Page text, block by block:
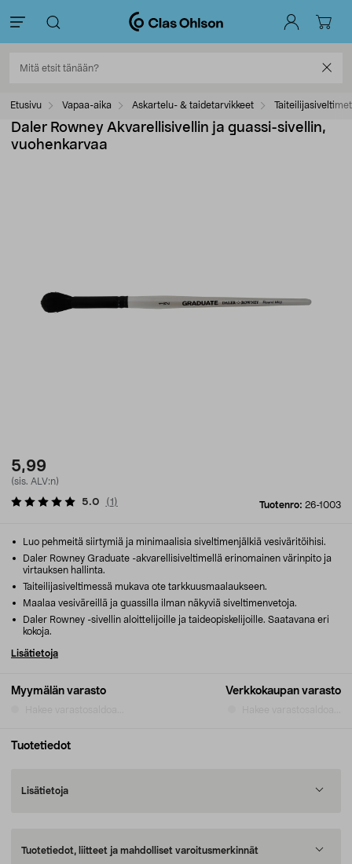
Etusivu Vapaa-aika Askartelu- & taidetarvikkeet Taiteilijasiveltimet
Daler Rowney Akvarellisivellin ja guassi-sivellin,
vuohenkarvaa
5,99
(sis. ALV:n)
Tuotenro: 26-1003
5.0 (1 )
Myymälän varasto Verkkokaupan varasto
Luo pehmeitä siirtymiä ja minimaalisia siveltimenjälkiä vesiväritöihisi.
Daler Rowney Graduate -akvarellisiveltimellä erinomainen värinpito ja
virtauksen hallinta.
Taiteilijasiveltimessä mukava ote tarkkuusmaalaukseen.
Maalaa vesiväreillä ja guassilla ilman näkyviä siveltimenvetoja.
Daler Rowney -sivellin aloittelijoille ja taideopiskelijoille. Saatavana eri
kokoja.
Lisätietoja
Tuotetiedot
Lisätietoja
Tuotetiedot, liitteet ja mahdolliset varoitusmerkinnät